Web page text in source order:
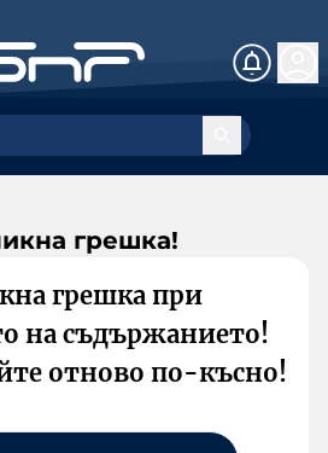
грешка!
грешка при
на съдържанието!
отново по-късно!